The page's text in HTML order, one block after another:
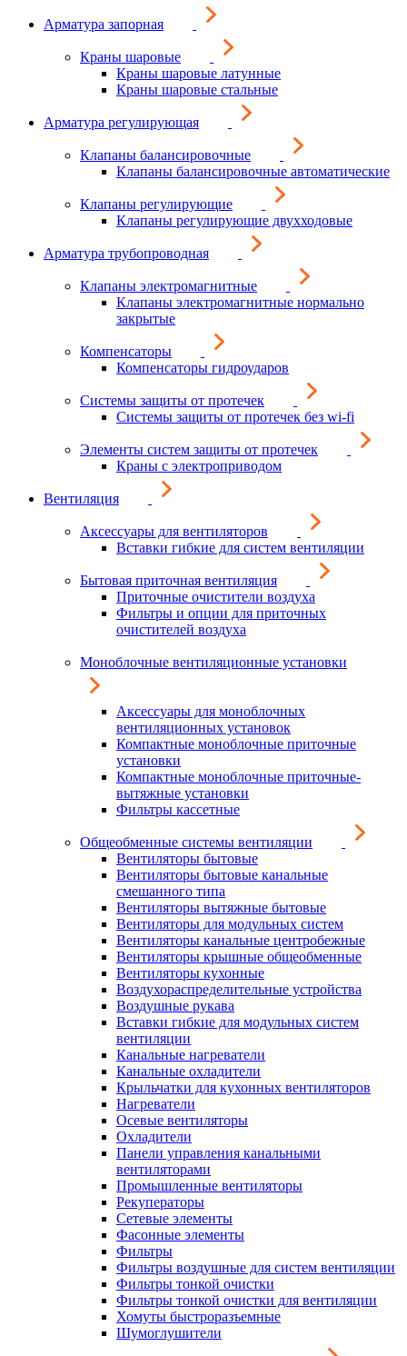
Арматура запорная
Краны шаровые
Краны шаровые латунные
Краны шаровые стальные
Арматура регулирующая
Клапаны балансировочные
Клапаны балансировочные автоматические
Клапаны регулирующие
Клапаны регулирующие двухходовые
Арматура трубопроводная
Клапаны электромагнитные
Клапаны электромагнитные нормально
закрытые
Компенсаторы
Компенсаторы гидроударов
Системы защиты от протечек
Системы защиты от протечек без wi-fi
Элементы систем защиты от протечек
Краны с электроприводом
Вентиляция
Аксессуары для вентиляторов
Вставки гибкие для систем вентиляции
Бытовая приточная вентиляция
Приточные очистители воздуха
Фильтры и опции для приточных
очистителей воздуха
Моноблочные вентиляционные установки
Аксессуары для моноблочных
вентиляционных установок
Компактные моноблочные приточные
установки
Компактные моноблочные приточные-
вытяжные установки
Фильтры кассетные
Общеобменные системы вентиляции
Вентиляторы бытовые
Вентиляторы бытовые канальные
смешанного типа
Вентиляторы вытяжные бытовые
Вентиляторы для модульных систем
Вентиляторы канальные центробежные
Вентиляторы крышные общеобменные
Вентиляторы кухонные
Воздухораспределительные устройства
Воздушные рукава
Вставки гибкие для модульных систем
вентиляции
Канальные нагреватели
Канальные охладители
Крыльчатки для кухонных вентиляторов
Нагреватели
Осевые вентиляторы
Охладители
Панели управления канальными
вентиляторами
Промышленные вентиляторы
Рекуператоры
Сетевые элементы
Фасонные элементы
Фильтры
Фильтры воздушные для систем вентиляции
Фильтры тонкой очистки
Фильтры тонкой очистки для вентиляции
Хомуты быстроразъемные
Шумоглушители